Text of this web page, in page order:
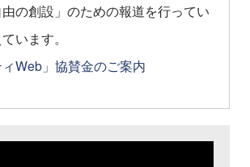
の創設」のための報道を行ってい
います。
ィWeb」協賛金のご案内